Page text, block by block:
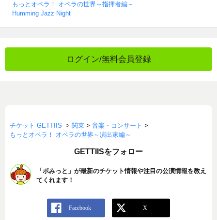
もっとオペラ！ オペラの世界～指揮者編～
Humming Jazz Night
ログイン/無料会員登録
チケット GETTIIS > 関東 > 音楽・コンサート >
もっとオペラ！ オペラの世界～演出家編～
GETTIISをフォロー
「ポみっと」が最新のチケット情報や注目の公演情報を教え
てくれます！